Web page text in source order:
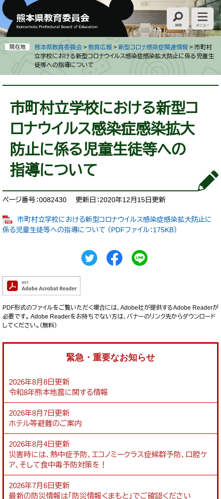
ペ
ー
ジ
の
先
す
。
メ
ニ
ュ
ー
を
し
て
現在地 熊本県教育委員会 > 教育広報 > 新型コロナ感染症関連情報 > 市町村
立学校における新型コロナウイルス感染症感染拡大防止に係る児童生
徒等への指導について
市町村立学校における新型コ
ロナウイルス感染症感染拡大
防止に係る児童生徒等への
指導について
ページ番号：0082430 更新日：2020年12月15日更新
市町村立学校における新型コロナウイルス感染症感染拡大防止に
係る児童生徒等への指導について （PDFファイル：175KB）
PDF形式のファイルをご覧いただく場合には、Adobe社が提供するAdobe Readerが
必要です。 Adobe Readerをお持ちでない方は、バナーのリンク先からダウンロード
してください。（無料）
緊急・重要なお知らせ
2026年8月8日更新
令和8年熊本地震に関する情報
2026年8月7日更新
ホテル等避難のご案内
2026年8月4日更新
災害時には、熱中症予防、エコノミークラス症候群予防、口腔ケ
ア、そして食中毒予防対策を！
2026年7月6日更新
最新の防災情報は「防災情報くまもと」でご確認ください